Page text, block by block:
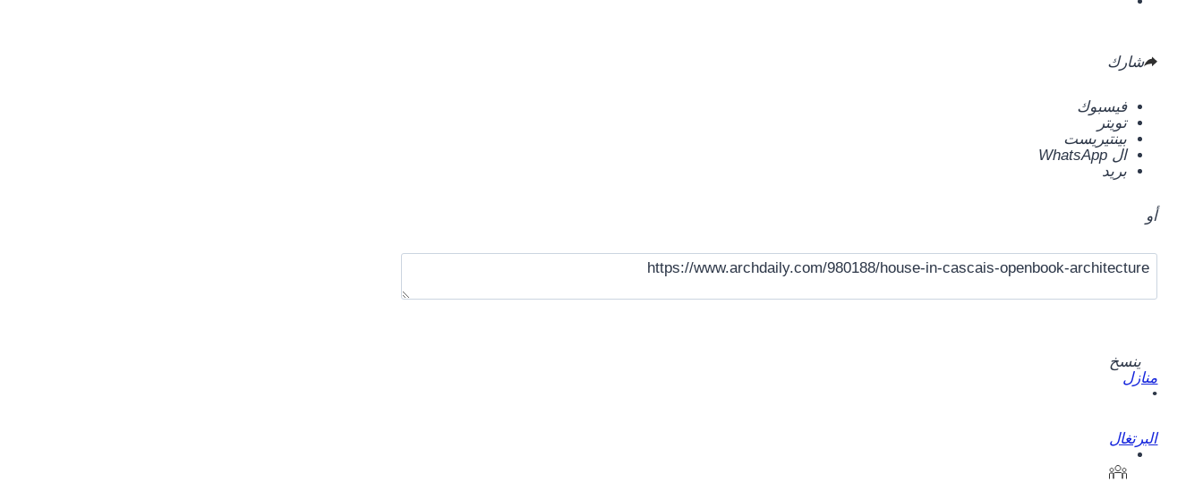
شارك
فيسبوك
تويتر
بينتيريست
ال WhatsApp
بريد
أو
ينسخ
منازل
•
البرتغال